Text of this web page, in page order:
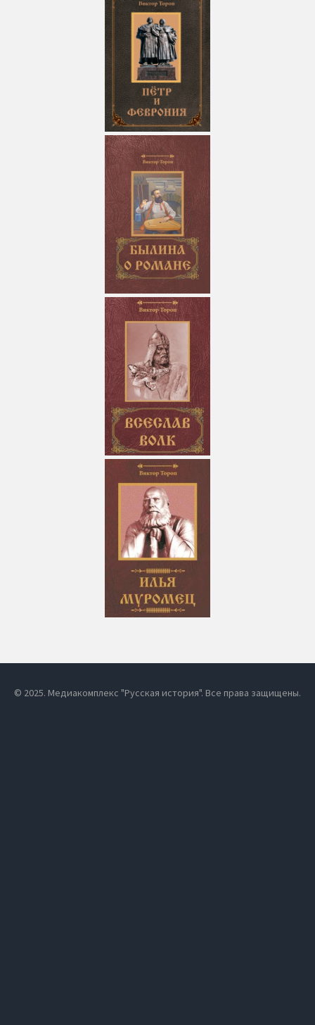
© 2025. Медиакомплекс "Русская история". Все права защищены.